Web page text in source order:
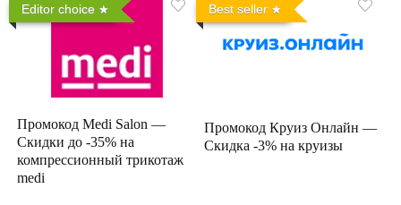
Editor choice
Промокод Medi Salon —
Скидки до -35% на
компрессионный трикотаж
medi
Best seller
Промокод Круиз Онлайн —
Скидка -3% на круизы